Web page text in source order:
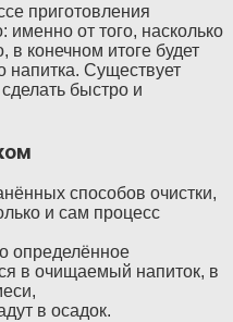
приготовления
от того, насколько
в конечном итоге будет
напитка. Существует
быстро и
способов очистки,
и сам процесс
определённое
в очищаемый напиток, в
в осадок.